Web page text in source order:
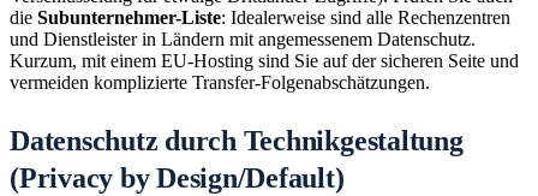
die Subunternehmer-Liste: Idealerweise sind alle Rechenzentren
und Dienstleister in Ländern mit angemessenem Datenschutz.
Kurzum, mit einem EU-Hosting sind Sie auf der sicheren Seite und
vermeiden komplizierte Transfer-Folgenabschätzungen.
Datenschutz durch Technikgestaltung
(Privacy by Design/Default)